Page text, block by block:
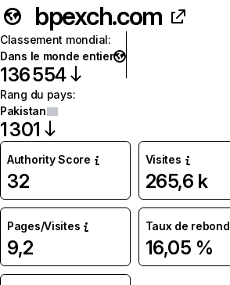
bpexch.com
Classement mondial:
Dans le monde entier
136 554
Rang du pays:
Pakistan
1 301
Authority Score
32
Visites
265,6 k
Pages/Visites
9,2
Taux de rebond
16,05 %